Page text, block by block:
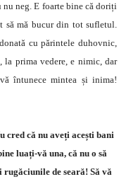
nu neg. E foarte bine că doriți
să mă bucur din tot sufletul.
cu părintele duhovnic,
la prima vedere, e nimic, dar
întunece mintea și inima!
cred că nu aveți acești bani
luați-vă una, că nu o să
de seară! Să vă